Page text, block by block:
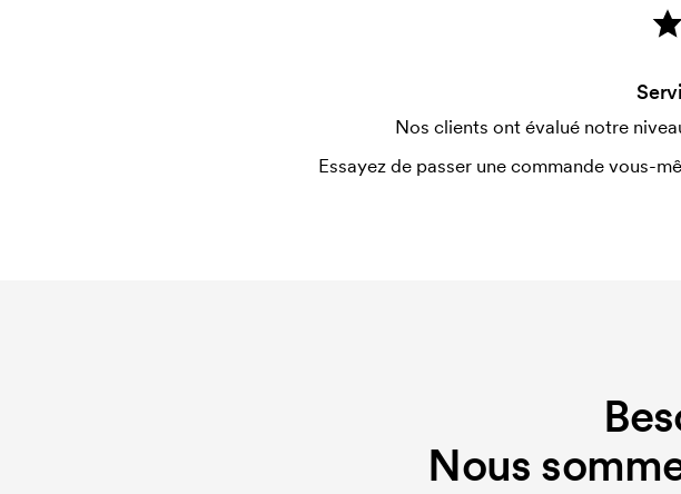
devons créer un template d'impression pour chaque couleur
Nos clients ont évalué notre
Essayez de passer une commande vous-
Nous